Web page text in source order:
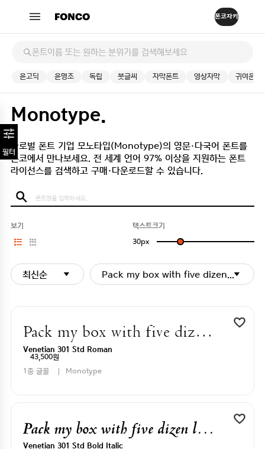
윤고딕 윤명조 독립 붓글씨 자막폰트 영상자막 귀여운
Monotype.
글로벌 폰트 기업 모노타입(Monotype)의 영문·다국어 폰트를
폰코에서 만나보세요. 전 세계 언어 97% 이상을 지원하는 폰트
라이선스를 검색하고 구매·다운로드할 수 있습니다.
필터
보기
텍스트크기
30px
최신순 Pack my box with five dizen liquor
Pack my box with five dizen liquor jugs
Venetian 301 Std Roman
43,500원
1종 글꼴
Monotype
Pack my box with five dizen liquor jugs
Venetian 301 Std Bold Italic